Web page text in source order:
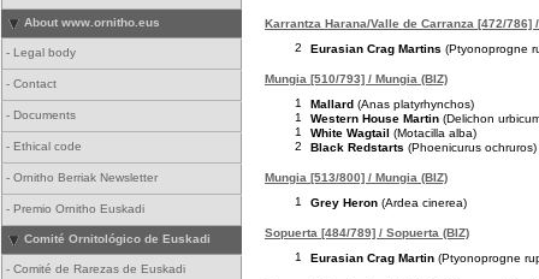
About www.ornitho.eus
- Legal body
- Contact
- Documents
- Ethical code
- Ornitho Berriak Newsletter
- Premio Ornitho Euskadi
Comité Ornitológico de Euskadi
- Comité de Rarezas de Euskadi
Karrantza Harana/Valle de Carranza [472/786]
2
Eurasian Crag Martins (Ptyonoprogne
Mungia [510/793] / Mungia (BIZ)
1
Mallard (Anas platyrhynchos)
1
Western House Martin (Delichon
1
White Wagtail (Motacilla alba)
2
Black Redstarts (Phoenicurus ochruros)
Mungia [513/800] / Mungia (BIZ)
1
Grey Heron (Ardea cinerea)
Sopuerta [484/789] / Sopuerta (BIZ)
1
Eurasian Crag Martin (Ptyonoprogne